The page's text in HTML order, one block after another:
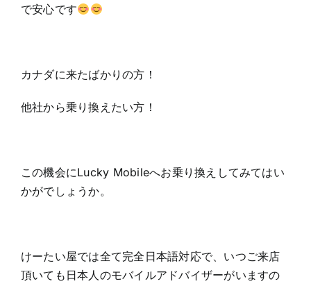
で安心です
カナダに来たばかりの方！
他社から乗り換えたい方！
この機会にLucky Mobileへお乗り換えしてみてはい
かがでしょうか。
けーたい屋では全て完全日本語対応で、いつご来店
頂いても日本人のモバイルアドバイザーがいますの